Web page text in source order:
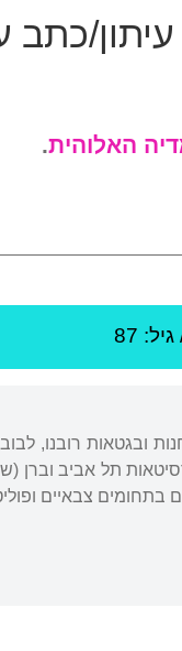
עיתון/כתב
האלוהית.
87
צבאיים